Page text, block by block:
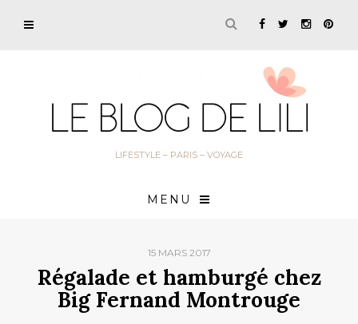
LIFESTYLE – PARIS – VOYAGE
MENU
15 MARS 2017
Régalade et hamburgé chez
Big Fernand Montrouge